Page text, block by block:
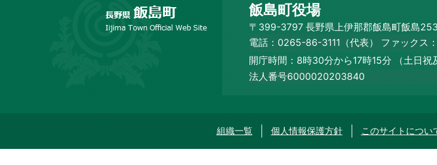
飯島町役場
〒399-3797 長野県上伊那郡飯島町飯島
電話：0265-86-3111（代表）
ファックス
開庁時間：8時30分から17時15分
（土日
法人番号6000020203840
組織一覧 個人情報保護方針 このサイトについ